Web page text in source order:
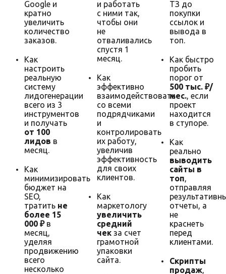
Google и
кратно
увеличить
количество
заказов.
Как
настроить
реальную
систему
лидогенерации
всего из 3
инструментов
и получать
от 100
лидов в
месяц.
Как
минимизировать
бюджет на
SEO,
тратить не
более 15
000 ₽в
месяц,
уделяя
продвижению
всего
несколько
и работать
с ними так,
чтобы они
не
отваливались
спустя 1
месяц.
Как
эффективно
взаимодействовать
со всеми
подрядчиками
и
контролировать
их работу,
увеличив
эффективность
для своих
клиентов.
Как
маркетологу
увеличить
средний
чек за счет
грамотной
упаковки
сайта.
ТЗ до
покупки
ссылок и
вывода в
топ.
Как быстро
пробить
порог от
500 тыс. ₽/
мес., если
проект
находится
в ступоре.
Как
реально
выводить
сайты в
топ,
отправляя
отчеты, а
не
краснеть
перед
клиентами.
Скрипты
продаж,